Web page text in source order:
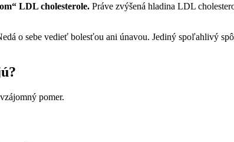
LDL cholesterole. Práve zvýšená hladina LDL
o sebe vedieť bolesťou ani únavou. Jediný spoľahlivý
pomer.